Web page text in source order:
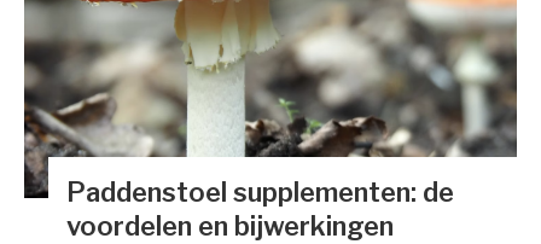
Paddenstoel supplementen: de
voordelen en bijwerkingen